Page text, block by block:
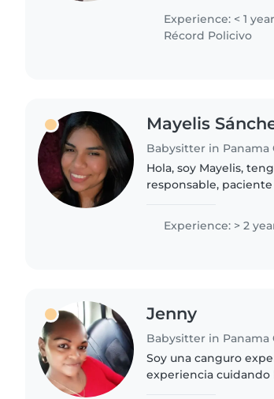
todas las edades...
Experience: < 1 year
Récord Policivo
Mayelis
Babysitter in Panama
Hola, soy Mayelis,
responsable,
cuidarlos, jugar,..
Experience: > 2
Jenny
Babysitter in Panama
Soy una canguro
experiencia cuidando